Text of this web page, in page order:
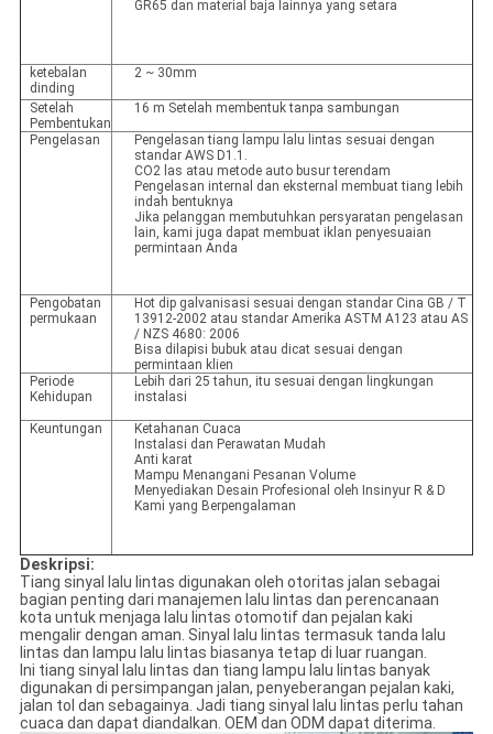
GR65 dan material baja lainnya yang setara
ketebalan
dinding
2 ~ 30mm
Setelah
Pembentukan
16 m Setelah membentuk tanpa sambungan
Pengelasan
Pengelasan tiang lampu lalu lintas sesuai dengan
standar AWS D1.1.
CO2 las atau metode auto busur terendam
Pengelasan internal dan eksternal membuat tiang lebih
indah bentuknya
Jika pelanggan membutuhkan persyaratan pengelasan
lain, kami juga dapat membuat iklan penyesuaian
permintaan Anda
Pengobatan
permukaan
Hot dip galvanisasi sesuai dengan standar Cina GB / T
13912-2002 atau standar Amerika ASTM A123 atau AS
/ NZS 4680: 2006
Bisa dilapisi bubuk atau dicat sesuai dengan
permintaan klien
Periode
Kehidupan
Lebih dari 25 tahun, itu sesuai dengan lingkungan
instalasi
Keuntungan
Ketahanan Cuaca
Instalasi dan Perawatan Mudah
Anti karat
Mampu Menangani Pesanan Volume
Menyediakan Desain Profesional oleh Insinyur R & D
Kami yang Berpengalaman
Deskripsi:
Tiang sinyal lalu lintas digunakan oleh otoritas jalan sebagai
bagian penting dari manajemen lalu lintas dan perencanaan
kota untuk menjaga lalu lintas otomotif dan pejalan kaki
mengalir dengan aman. Sinyal lalu lintas termasuk tanda lalu
lintas dan lampu lalu lintas biasanya tetap di luar ruangan.
Ini tiang sinyal lalu lintas dan tiang lampu lalu lintas banyak
digunakan di persimpangan jalan, penyeberangan pejalan kaki,
jalan tol dan sebagainya. Jadi tiang sinyal lalu lintas perlu tahan
cuaca dan dapat diandalkan. OEM dan ODM dapat diterima.